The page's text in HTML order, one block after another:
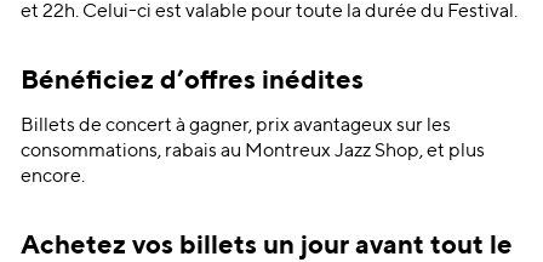
et 22h. Celui-ci est valable pour toute la durée du Festival.
Bénéficiez d’offres inédites
Billets de concert à gagner, prix avantageux sur les
consommations, rabais au Montreux Jazz Shop, et plus
encore.
Achetez vos billets un jour avant tout le